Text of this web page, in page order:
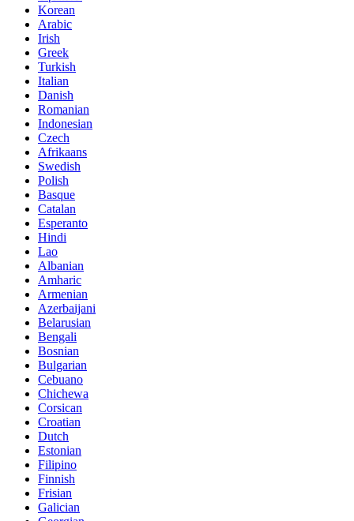
Korean
Arabic
Irish
Greek
Turkish
Italian
Danish
Romanian
Indonesian
Czech
Afrikaans
Swedish
Polish
Basque
Catalan
Esperanto
Hindi
Lao
Albanian
Amharic
Armenian
Azerbaijani
Belarusian
Bengali
Bosnian
Bulgarian
Cebuano
Chichewa
Corsican
Croatian
Dutch
Estonian
Filipino
Finnish
Frisian
Galician